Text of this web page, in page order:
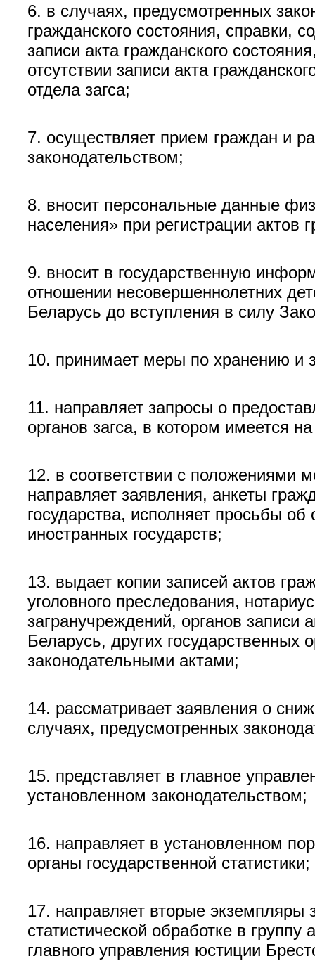
6. в случаях, предусмотренных
гражданского состояния, справки,
записи акта гражданского
отсутствии записи акта
отдела загса;
7. осуществляет прием граждан и
законодательством;
8. вносит персональные данные
населения» при регистрации актов
9. вносит в государственную
отношении несовершеннолетних
Беларусь до вступления в силу
10. принимает меры по хранению и
11. направляет запросы о
органов загса, в котором имеется
12. в соответствии с положениями
направляет заявления, анкеты
государства, исполняет просьбы
иностранных государств;
13. выдает копии записей актов
уголовного преследования,
загранучреждений, органов записи
Беларусь, других
законодательными актами;
14. рассматривает заявления о
случаях, предусмотренных
15. представляет в главное
установленном законодательством;
16. направляет в установленном
органы государственной статистики;
17. направляет вторые экземпляры
статистической обработке в
главного управления юстиции